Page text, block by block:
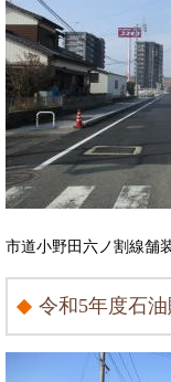
市道小野田六ノ割線舗
令和5年度石